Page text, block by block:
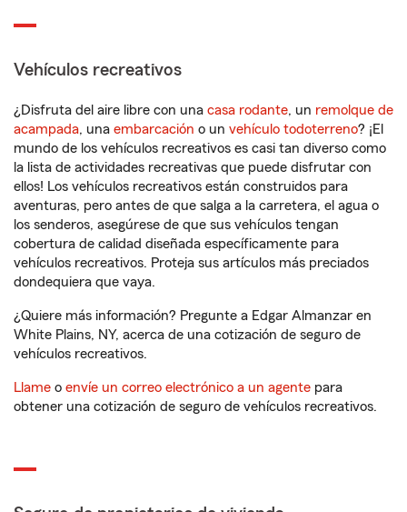
Vehículos recreativos
¿Disfruta del aire libre con una casa rodante, un remolque de
acampada, una embarcación o un vehículo todoterreno? ¡El
mundo de los vehículos recreativos es casi tan diverso como
la lista de actividades recreativas que puede disfrutar con
ellos! Los vehículos recreativos están construidos para
aventuras, pero antes de que salga a la carretera, el agua o
los senderos, asegúrese de que sus vehículos tengan
cobertura de calidad diseñada específicamente para
vehículos recreativos. Proteja sus artículos más preciados
dondequiera que vaya.
¿Quiere más información? Pregunte a Edgar Almanzar en
White Plains, NY, acerca de una cotización de seguro de
vehículos recreativos.
Llame o envíe un correo electrónico a un agente para
obtener una cotización de seguro de vehículos recreativos.